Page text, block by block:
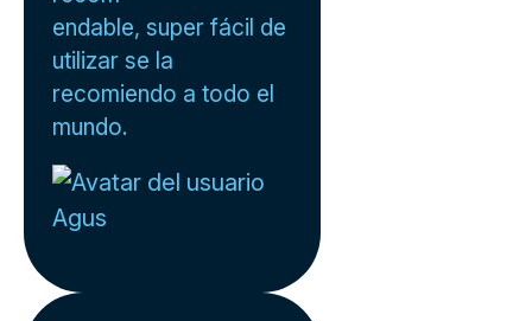
endable, super fácil de
utilizar se la
recomiendo a todo el
mundo.
Agus